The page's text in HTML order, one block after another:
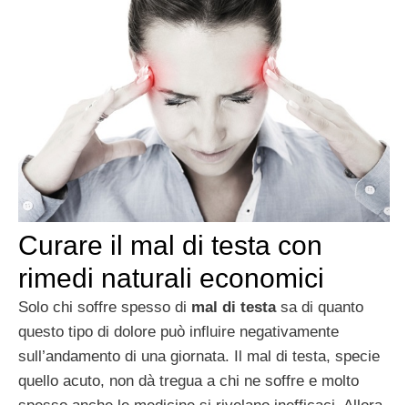
Curare il mal di testa con
rimedi naturali economici
Solo chi soffre spesso di mal di testasa di quanto
questo tipo di dolore può influire negativamente
sull’andamento di una giornata. Il mal di testa, specie
quello acuto, non dà tregua a chi ne soffre e molto